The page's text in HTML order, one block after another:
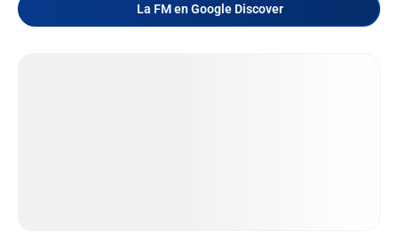
La FM en Google Discover